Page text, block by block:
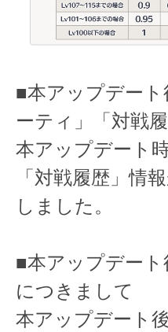
■本アップデー
ーティ」「対戦
本アップデート
「対戦履歴」情
しました。
■本アップデー
につきまして
本アップデート